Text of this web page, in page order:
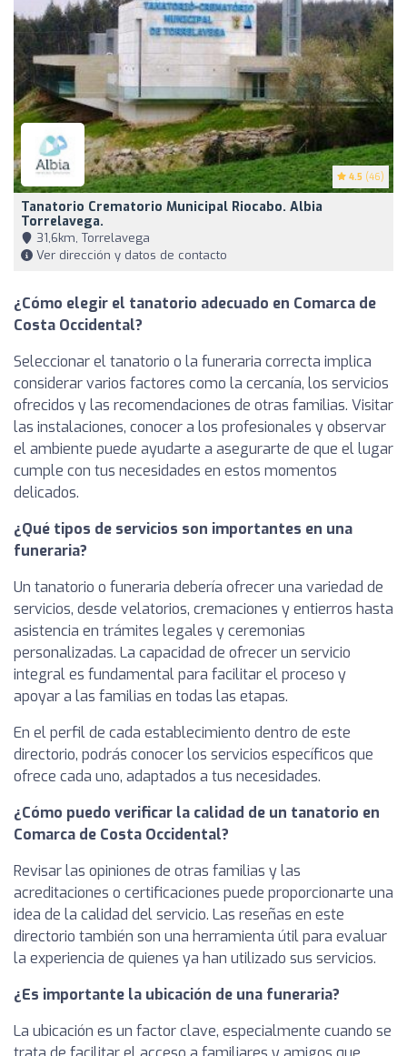
4.5 (46)
Tanatorio Crematorio Municipal Riocabo. Albia
Torrelavega.
31,6km, Torrelavega
Ver dirección y datos de contacto
¿Cómo elegir el tanatorio adecuado en Comarca de
Costa Occidental?
Seleccionar el tanatorio o la funeraria correcta implica
considerar varios factores como la cercanía, los servicios
ofrecidos y las recomendaciones de otras familias. Visitar
las instalaciones, conocer a los profesionales y observar
el ambiente puede ayudarte a asegurarte de que el lugar
cumple con tus necesidades en estos momentos
delicados.
¿Qué tipos de servicios son importantes en una
funeraria?
Un tanatorio o funeraria debería ofrecer una variedad de
servicios, desde velatorios, cremaciones y entierros hasta
asistencia en trámites legales y ceremonias
personalizadas. La capacidad de ofrecer un servicio
integral es fundamental para facilitar el proceso y
apoyar a las familias en todas las etapas.
En el perfil de cada establecimiento dentro de este
directorio, podrás conocer los servicios específicos que
ofrece cada uno, adaptados a tus necesidades.
¿Cómo puedo verificar la calidad de un tanatorio en
Comarca de Costa Occidental?
Revisar las opiniones de otras familias y las
acreditaciones o certificaciones puede proporcionarte una
idea de la calidad del servicio. Las reseñas en este
directorio también son una herramienta útil para evaluar
la experiencia de quienes ya han utilizado sus servicios.
¿Es importante la ubicación de una funeraria?
La ubicación es un factor clave, especialmente cuando se